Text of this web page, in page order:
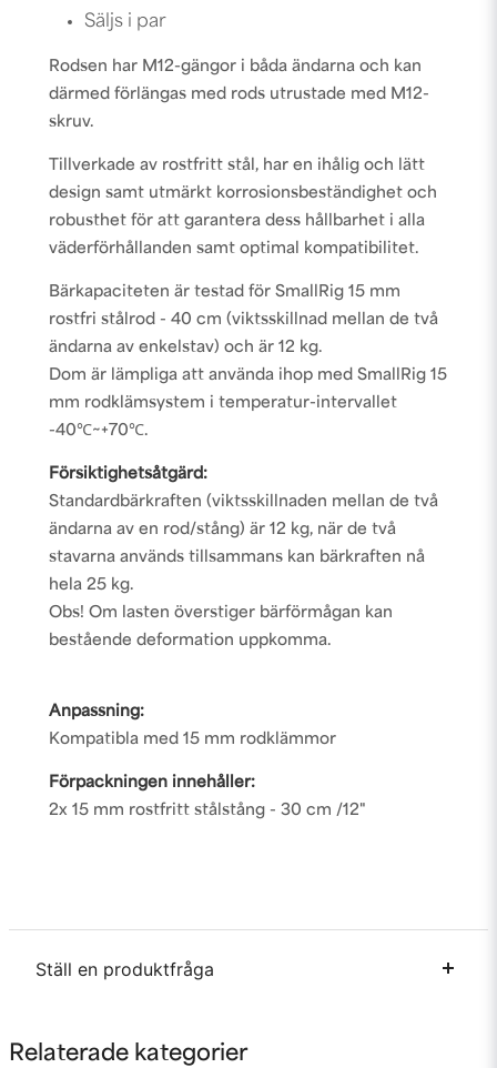
Säljs i par
Rodsen har M12-gängor i båda ändarna och kan
därmed förlängas med rods utrustade med M12-
skruv.
Tillverkade av rostfritt stål, har en ihålig och lätt
design samt utmärkt korrosionsbeständighet och
robusthet för att garantera dess hållbarhet i alla
väderförhållanden samt optimal kompatibilitet.
Bärkapaciteten är testad för SmallRig 15 mm
rostfri stålrod - 40 cm (viktsskillnad mellan de två
ändarna av enkelstav) och är 12 kg.
Dom är lämpliga att använda ihop med SmallRig 15
mm rodklämsystem i temperatur-intervallet
-40℃~+70℃.
Försiktighetsåtgärd:
Standardbärkraften (viktsskillnaden mellan de två
ändarna av en rod/stång) är 12 kg, när de två
stavarna används tillsammans kan bärkraften nå
hela 25 kg.
Obs! Om lasten överstiger bärförmågan kan
bestående deformation uppkomma.
Anpassning:
Kompatibla med 15 mm rodklämmor
Förpackningen innehåller:
2x 15 mm rostfritt stålstång - 30 cm /12"
Ställ en produktfråga
Fråga oss något om denna produkten...
Relaterade kategorier